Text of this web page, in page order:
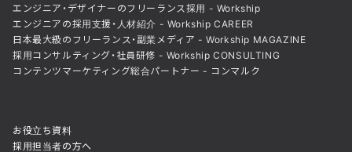
エンジニア・デザイナーのフリーランス採用 - Workship
エンジニアの採用支援・人材紹介 - Workship CAREER
日本最大級のフリーランス・副業メディア - Workship MAGAZINE
採用コンサルティング・社員研修 - Workship CONSULTING
コンテンツマーケティング総合パートナー - コンマルク
お役立ち資料
採用担当者の方へ